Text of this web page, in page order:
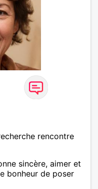
rencontre
sincère, aimer et
bonheur de poser